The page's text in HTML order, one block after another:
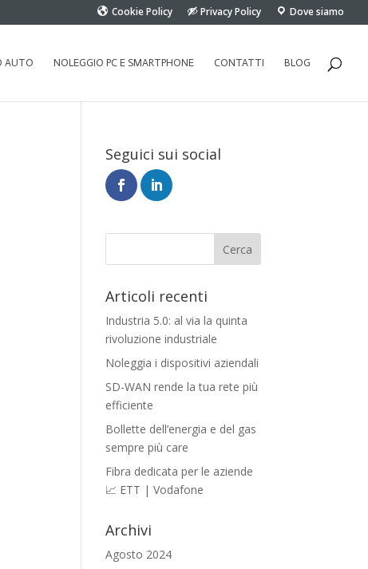
Cookie Policy Privacy Policy Dove siamo
AUTO NOLEGGIO PC E SMARTPHONE CONTATTI BLOG
Seguici sui social
Articoli recenti
Industria 5.0: al via la quinta
rivoluzione industriale
Noleggia i dispositivi aziendali
SD-WAN rende la tua rete più
efficiente
Bollette dell’energia e del gas
sempre più care
Fibra dedicata per le aziende
📈 ETT | Vodafone
Archivi
Agosto 2024